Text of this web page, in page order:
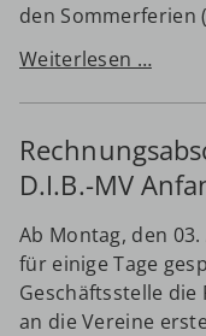
–
den Sommerferien
Weiterlesen …
D.I.B.-MV
Ab Montag, den
für einige Tage
Geschäftsstelle die
an die Vereine